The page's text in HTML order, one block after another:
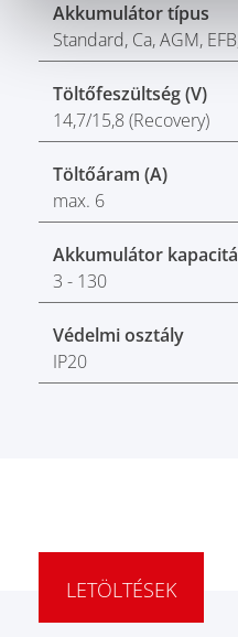
Akkumulátor típus
Standard, Ca, AGM,
Töltőfeszültség (V)
14,7/15,8 (Recovery)
Töltőáram (A)
max. 6
Akkumulátor
3 - 130
Védelmi osztály
IP20
LETÖLTÉSEK